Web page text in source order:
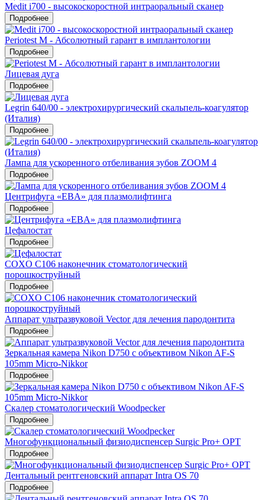
Medit i700 - высокоскоростной интраоральный сканер
Подробнее
Periotest M - Абсолютный гарант в имплантологии
Подробнее
Лицевая дуга
Подробнее
Legrin 640/00 - электрохирургический скальпель-коагулятор
(Италия)
Подробнее
Лампа для ускоренного отбеливания зубов ZOOM 4
Подробнее
Центрифуга «EBA» для плазмолифтинга
Подробнее
Цефалостат
Подробнее
COXO C106 наконечник стоматологический
порошкоструйный
Подробнее
Аппарат ультразвуковой Vector для лечения пародонтита
Подробнее
Зеркальная камера Nikon D750 c объективом Nikon AF-S
105mm Micro-Nikkor
Подробнее
Скалер стоматологический Woodpecker
Подробнее
Многофункциональный физиодиспенсер Surgic Pro+ OPT
Подробнее
Дентальный рентгеновский аппарат Intra OS 70
Подробнее